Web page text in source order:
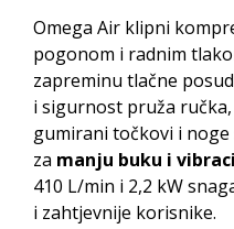
Omega Air klipni
pogonom i radnim
zapreminu tlačne
i sigurnost pruža ručka,
gumirani točkovi i
za manju buku i
410 L/min i 2,2 kW
i zahtjevnije korisnike.